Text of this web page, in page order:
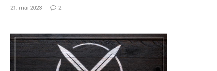
21. mai 2023 2